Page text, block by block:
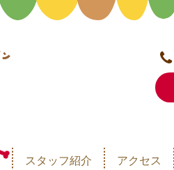
スタッフ紹介 アクセス